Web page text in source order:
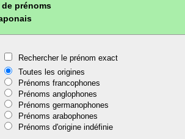
prénoms
Rechercher le prénom exact
Toutes les origines
Prénoms francophones
Prénoms anglophones
Prénoms germanophones
Prénoms arabophones
Prénoms d'origine indéfinie